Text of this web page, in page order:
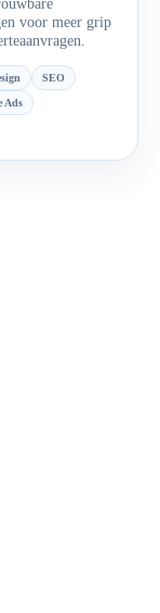
voor meer grip
SEO
Ads